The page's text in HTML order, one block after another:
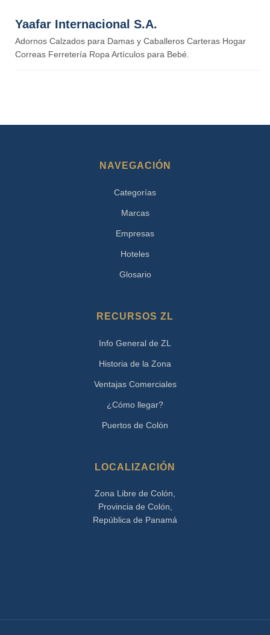
Yaafar Internacional S.A.
Adornos Calzados para Damas y Caballeros Carteras Hogar
Correas Ferretería Ropa Artículos para Bebé.
NAVEGACIÓN
Categorías
Marcas
Empresas
Hoteles
Glosario
RECURSOS ZL
Info General de ZL
Historia de la Zona
Ventajas Comerciales
¿Cómo llegar?
Puertos de Colón
LOCALIZACIÓN
Zona Libre de Colón,
Provincia de Colón,
República de Panamá